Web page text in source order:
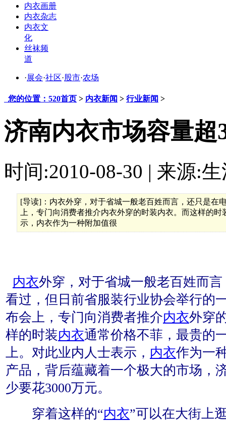
内衣画册
内衣杂志
内衣文
化
丝袜频
道
·展会·社区·股市·农场
您的位置：520首页 > 内衣新闻 > 行业新闻 >
济南内衣市场容量超
时间:2010-08-30 | 来源:
[导读]：内衣外穿，对于省城一般老百姓而言，还只是在
上，专门向消费者推介内衣外穿的时装内衣。而这样的
示，内衣作为一种附加值很
内衣外穿，对于省城一般老百姓而
看过，但日前省服装行业协会举行的
布会上，专门向消费者推介内衣外穿
样的时装内衣通常价格不菲，最贵的
上。对此业内人士表示， 内衣作为一
产品，背后蕴藏着一个极大的市场，
少要花3000万元。
穿着这样的“内衣”可以在大街上